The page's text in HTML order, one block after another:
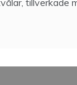
tillverkade